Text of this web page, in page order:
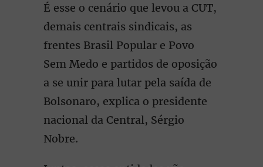
É esse o cenário que levou a CUT,
demais centrais sindicais, as
frentes Brasil Popular e Povo
Sem Medo e partidos de oposição
a se unir para lutar pela saída de
Bolsonaro, explica o presidente
nacional da Central, Sérgio
Nobre.